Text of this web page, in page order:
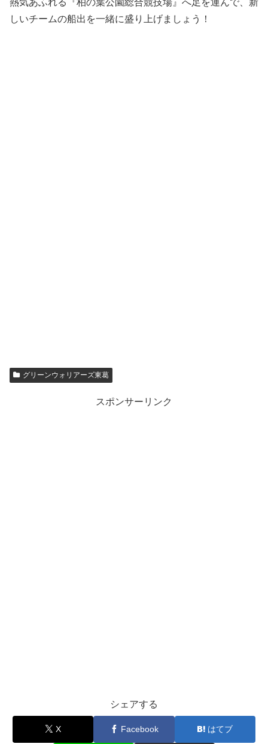
熱気あふれる『柏の葉公園総合競技場』へ足を運んで、新
しいチームの船出を一緒に盛り上げましょう！
グリーンウォリアーズ東葛
スポンサーリンク
シェアする
X Facebook はてブ